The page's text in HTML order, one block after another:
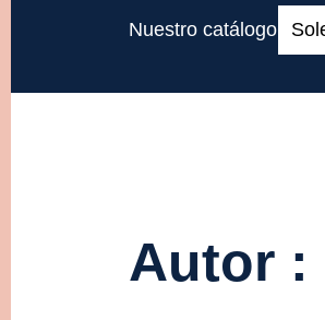
Nuestro catálogo
Autor :